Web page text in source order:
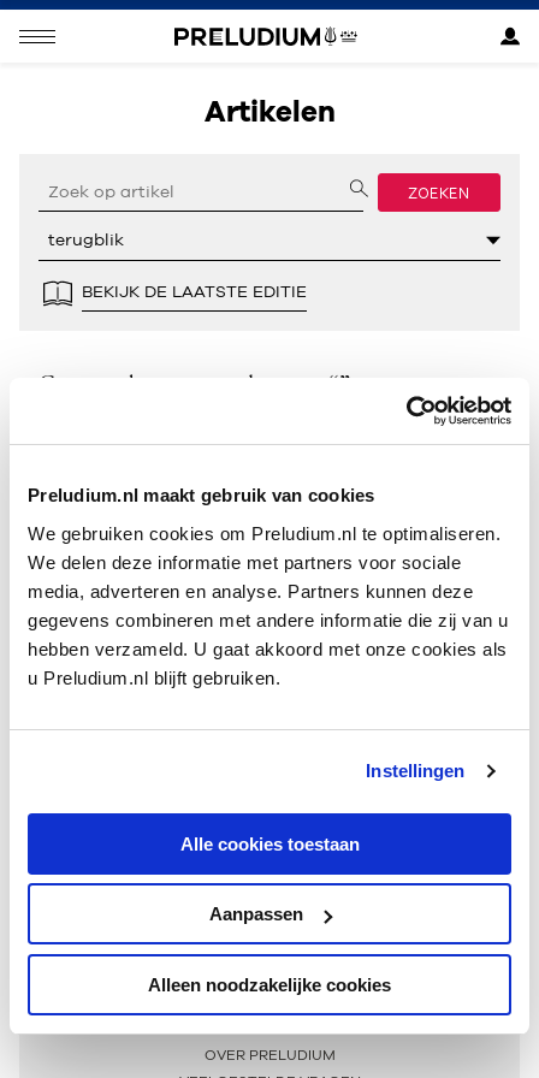
Preludium.nl maakt gebruik van cookies
We gebruiken cookies om Preludium.nl te optimaliseren.
We delen deze informatie met partners voor sociale
media, adverteren en analyse. Partners kunnen deze
gegevens combineren met andere informatie die zij van u
hebben verzameld. U gaat akkoord met onze cookies als
u Preludium.nl blijft gebruiken.
Instellingen
Alle cookies toestaan
Aanpassen
Alleen noodzakelijke cookies
Artikelen
ZOEKEN
BEKIJK DE LAATSTE EDITIE
Geen resultaten gevonden voor “”.
Meer informatie
OVER PRELUDIUM